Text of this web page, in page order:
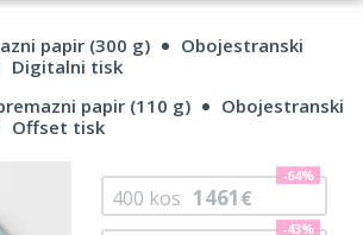
papir (300 g)
Obojestranski
Digitalni tisk
papir (110 g)
Obojestranski
Offset tisk
-43%
400 kos 1461€
-64%